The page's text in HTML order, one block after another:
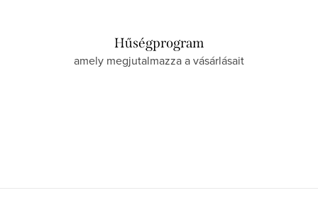
Hűségprogram
amely megjutalmazza a vásárlásait